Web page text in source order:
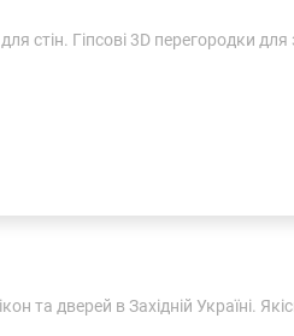
стін. Гіпсові 3D перегородки
та дверей в Західній Україні.